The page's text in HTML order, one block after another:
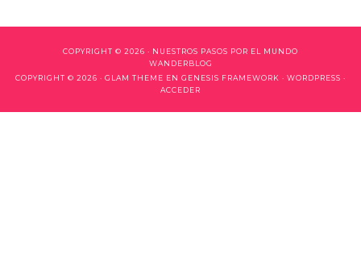
COPYRIGHT © 2026 · NUESTROS PASOS POR EL MUNDO
WANDERBLOG
COPYRIGHT © 2026 · GLAM THEME EN GENESIS FRAMEWORK · WORDPRESS ·
ACCEDER